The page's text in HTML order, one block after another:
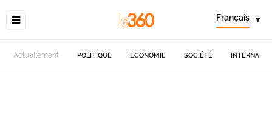
Français ▾
Actuellement POLITIQUE ECONOMIE SOCIÉTÉ